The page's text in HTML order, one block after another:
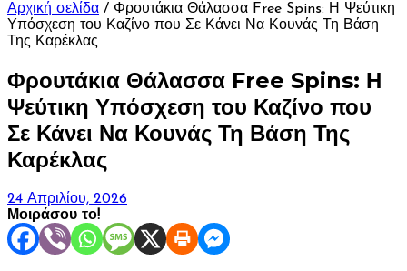
Αρχική σελίδα / Φρουτάκια Θάλασσα Free Spins: Η Ψεύτικη
Υπόσχεση του Καζίνο που Σε Κάνει Να Κουνάς Τη Βάση
Της Καρέκλας
Φρουτάκια Θάλασσα Free Spins: Η
Ψεύτικη Υπόσχεση του Καζίνο που
Σε Κάνει Να Κουνάς Τη Βάση Της
Καρέκλας
24 Απριλίου, 2026
Μοιράσου το!